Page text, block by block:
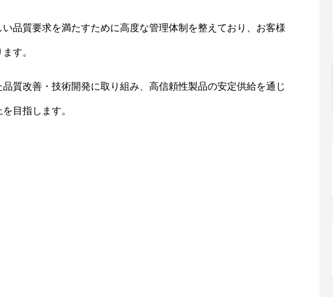
品質要求を満たすために高度な管理体制を整えており、お客様
す。
質改善・技術開発に取り組み、高信頼性製品の安定供給を通じ
目指します。